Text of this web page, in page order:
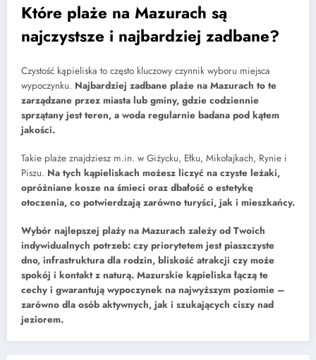
Które plaże na Mazurach są
najczystsze i najbardziej zadbane?
Czystość kąpieliska to często kluczowy czynnik wyboru miejsca
wypoczynku. Najbardziej zadbane plaże na Mazurach to te
zarządzane przez miasta lub gminy, gdzie codziennie
sprzątany jest teren, a woda regularnie badana pod kątem
jakości.
Takie plaże znajdziesz m.in. w Giżycku, Ełku, Mikołajkach, Rynie i
Piszu. Na tych kąpieliskach możesz liczyć na czyste leżaki,
opróżniane kosze na śmieci oraz dbałość o estetykę
otoczenia, co potwierdzają zarówno turyści, jak i mieszkańcy.
Wybór najlepszej plaży na Mazurach zależy od Twoich
indywidualnych potrzeb: czy priorytetem jest piaszczyste
dno, infrastruktura dla rodzin, bliskość atrakcji czy może
spokój i kontakt z naturą. Mazurskie kąpieliska łączą te
cechy i gwarantują wypoczynek na najwyższym poziomie –
zarówno dla osób aktywnych, jak i szukających ciszy nad
jeziorem.